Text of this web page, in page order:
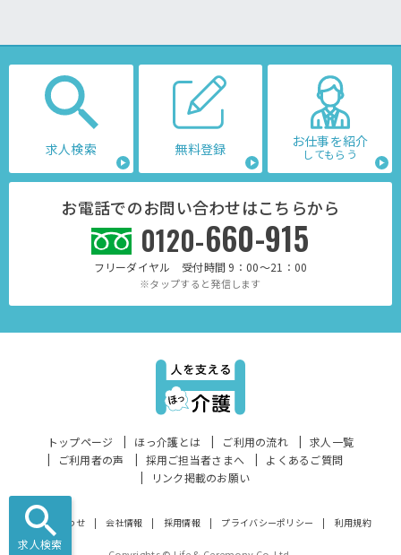
求人検索
求人検索 無料登録 お仕事を紹介
してもらう
お電話でのお問い合わせはこちらから
0120-660-915
フリーダイヤル 受付時間 9：00～21：00
※タップすると発信します
トップページ ほっ介護とは ご利用の流れ
求人一覧
ご利用者の声
採用ご担当者さまへ
よくあるご質問
リンク掲載のお願い
お問い合わせ 会社情報 採用情報 プライバシーポリシー 利用規約